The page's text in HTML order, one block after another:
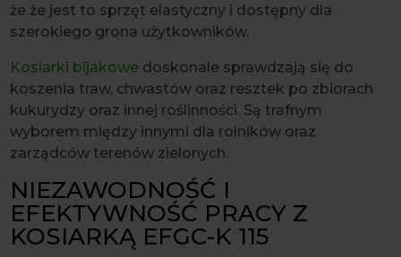
że że jest to sprzęt elastyczny i dostępny dla
szerokiego grona użytkowników.
Kosiarki bijakowe doskonale sprawdzają się do
koszenia traw, chwastów oraz resztek po zbiorach
kukurydzy oraz innej roślinności. Są trafnym
wyborem między innymi dla rolników oraz
zarządców terenów zielonych.
NIEZAWODNOŚĆ I
EFEKTYWNOŚĆ PRACY Z
KOSIARKĄ EFGC-K 115